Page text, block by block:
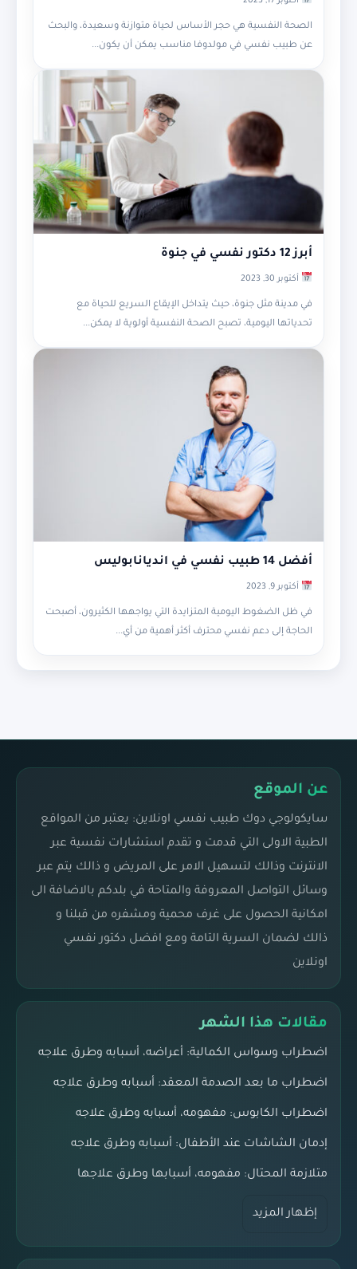
الصحة النفسية هي حجر الأساس لحياة متوازنة وسعيدة، والبحث
عن طبيب نفسي في مولدوفا مناسب يمكن أن يكون...
أبرز 12 دكتور نفسي في جنوة
أكتوبر 30, 2023
في مدينة مثل جنوة، حيث يتداخل الإيقاع السريع للحياة مع
تحدياتها اليومية، تصبح الصحة النفسية أولوية لا يمكن...
أفضل 14 طبيب نفسي في انديانابوليس
أكتوبر 9, 2023
في ظل الضغوط اليومية المتزايدة التي يواجهها الكثيرون، أصبحت
الحاجة إلى دعم نفسي محترف أكثر أهمية من أي...
عن الموقع
سايكولوجي دوك طبيب نفسي اونلاين: يعتبر من المواقع
الطبية الاولى التي قدمت و تقدم استشارات نفسية عبر
الانترنت وذالك لتسهيل الامر على المريض و ذالك يتم عبر
وسائل التواصل المعروفة والمتاحة في بلدكم بالاضافة الى
امكانية الحصول على غرف محمية ومشفره من قبلنا و
ذالك لضمان السرية التامة ومع افضل دكتور نفسي
اونلاين
مقالات هذا الشهر
اضطراب وسواس الكمالية: أعراضه، أسبابه وطرق علاجه
اضطراب ما بعد الصدمة المعقد: أسبابه وطرق علاجه
اضطراب الكابوس: مفهومه، أسبابه وطرق علاجه
إدمان الشاشات عند الأطفال: أسبابه وطرق علاجه
متلازمة المحتال: مفهومه، أسبابها وطرق علاجها
إظهار المزيد